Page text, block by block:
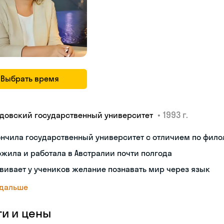
Выбрать время
государственный университет • 1993 г.
государственный университет с отличием по
и работала в Австралии почти полгода
у учеников желание познавать мир через язык
и цены